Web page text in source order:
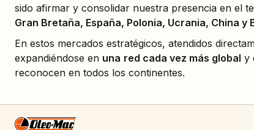
sido afirmar y consolidar nuestra presencia en el
Gran Bretaña, España, Polonia, Ucrania, China y
En estos mercados estratégicos, atendidos
expandiéndose en una red cada vez más global y
reconocen en todos los continentes.